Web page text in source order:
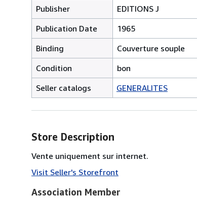
Publisher
EDITIONS J
Publication Date
1965
Binding
Couverture souple
Condition
bon
Seller catalogs
GENERALITES
Store Description
Vente uniquement sur internet.
Visit Seller's Storefront
Association Member